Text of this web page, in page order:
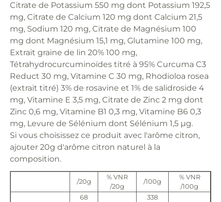
Citrate de Potassium 550 mg dont Potassium 192,5
mg, Citrate de Calcium 120 mg dont Calcium 21,5
mg, Sodium 120 mg, Citrate de Magnésium 100
mg dont Magnésium 15,1 mg, Glutamine 100 mg,
Extrait graine de lin 20% 100 mg,
Tétrahydrocurcuminoïdes titré à 95% Curcuma C3
Reduct 30 mg, Vitamine C 30 mg, Rhodioloa rosea
(extrait titré) 3% de rosavine et 1% de salidroside 4
mg, Vitamine E 3,5 mg, Citrate de Zinc 2 mg dont
Zinc 0,6 mg, Vitamine B1 0,3 mg, Vitamine B6 0,3
mg, Levure de Sélénium dont Sélénium 1,5 µg.
Si vous choisissez ce produit avec l'arôme citron,
ajouter 20g d'arôme citron naturel à la
composition.
/20g
% VNR
/20g
/100g
% VNR
/100g
68
338